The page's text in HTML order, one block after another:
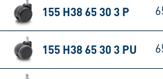
155 H38 65 30 3 P
155 H38 65 30 3 PU